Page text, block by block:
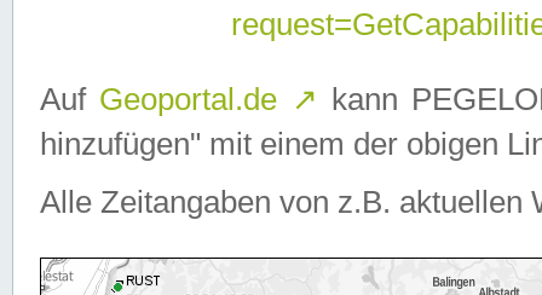
Auf Geoportal.de ↗ kann
hinzufügen" mit einem der obigen
Alle Zeitangaben von z.B. aktuellen